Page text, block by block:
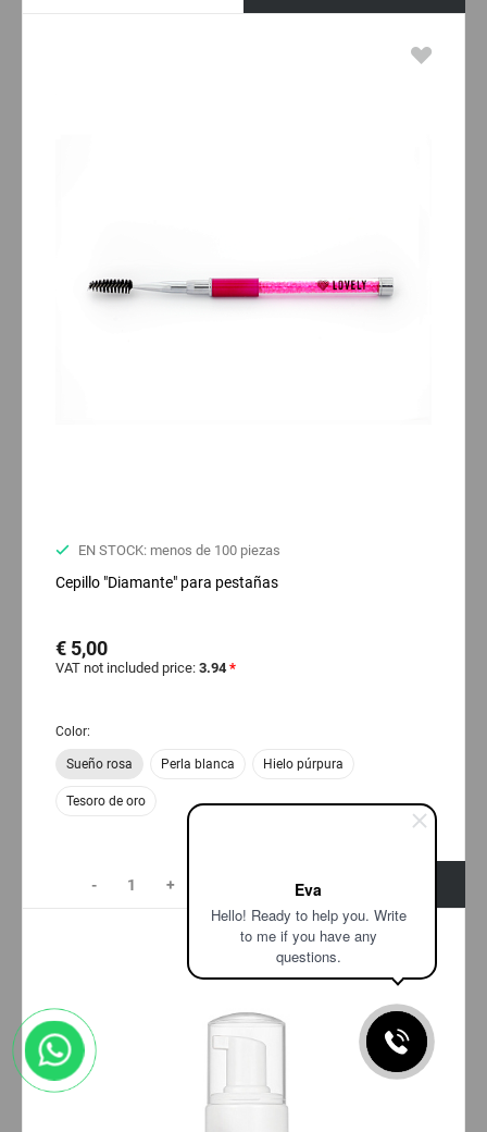
Eva
Hello! Ready to help you. Write
to me if you have any
questions.
EN STOCK: menos de 100 piezas
Cepillo "Diamante" para pestañas
€ 5,00
VAT not included price: 3.94 *
Color:
Sueño rosa Perla blanca Hielo púrpura
Tesoro de oro
- + + Agregar al carrito